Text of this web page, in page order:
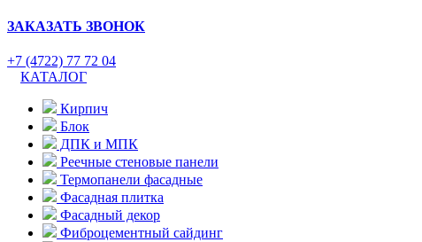
ЗАКАЗАТЬ ЗВОНОК
+7 (4722) 77 72 04
КАТАЛОГ
Кирпич
Блок
ДПК и МПК
Реечные стеновые панели
Термопанели фасадные
Фасадная плитка
Фасадный декор
Фиброцементный сайдинг